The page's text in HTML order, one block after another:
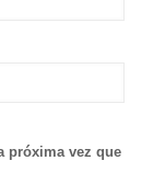
próxima vez que